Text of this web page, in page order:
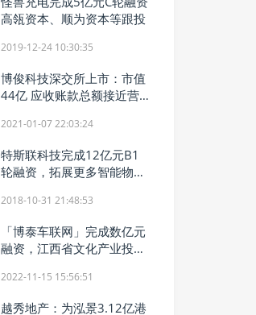
高瓴资本、顺为资本等跟投
2019-12-24 10:30:35
博俊科技深交所上市：市值
44亿 应收账款总额接近营
2021-01-07 22:03:24
特斯联科技完成12亿元B1
轮融资，拓展更多智能物联
2018-10-31 21:48:53
「博泰车联网」完成数亿元
融资，江西省文化产业投资
2022-11-15 15:56:51
越秀地产：为泓景3.12亿港